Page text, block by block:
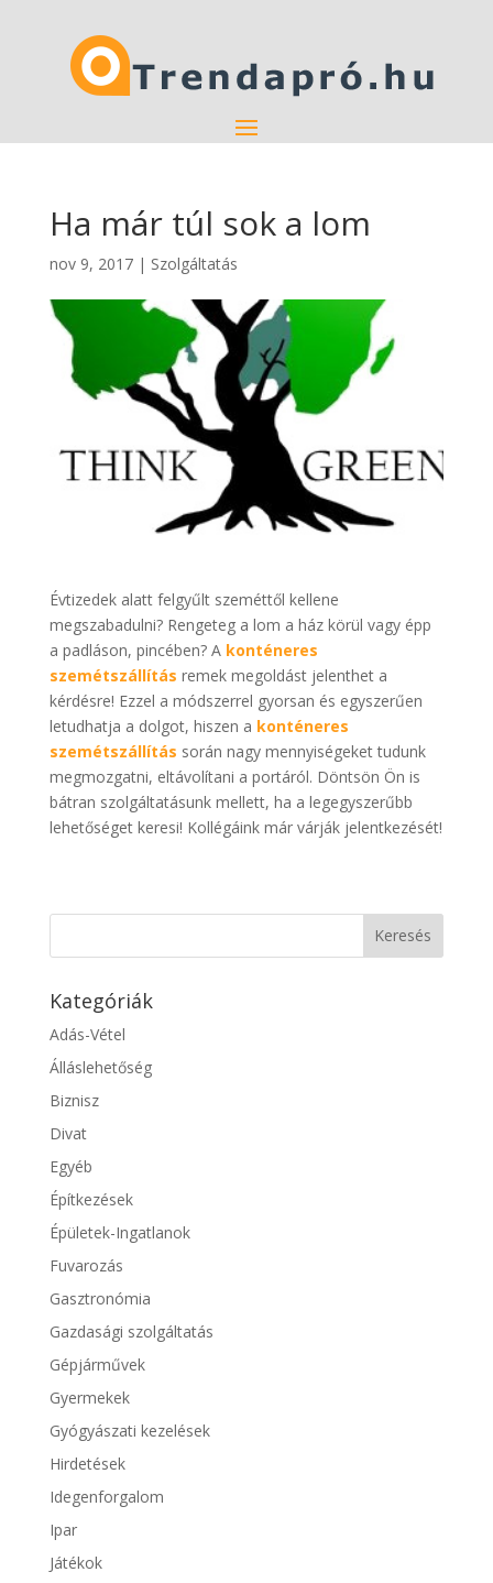
Ha már túl sok a lom
nov 9, 2017| Szolgáltatás
Évtizedek alatt felgyűlt szeméttől kellene
megszabadulni? Rengeteg a lom a ház körül vagy épp
a padláson, pincében? A konténeres
szemétszállítás remek megoldást jelenthet a
kérdésre! Ezzel a módszerrel gyorsan és egyszerűen
letudhatja a dolgot, hiszen a konténeres
szemétszállítás során nagy mennyiségeket tudunk
megmozgatni, eltávolítani a portáról. Döntsön Ön is
bátran szolgáltatásunk mellett, ha a legegyszerűbb
lehetőséget keresi! Kollégáink már várják jelentkezését!
Kategóriák
Adás-Vétel
Álláslehetőség
Biznisz
Divat
Egyéb
Építkezések
Épületek-Ingatlanok
Fuvarozás
Gasztronómia
Gazdasági szolgáltatás
Gépjárművek
Gyermekek
Gyógyászati kezelések
Hirdetések
Idegenforgalom
Ipar
Játékok